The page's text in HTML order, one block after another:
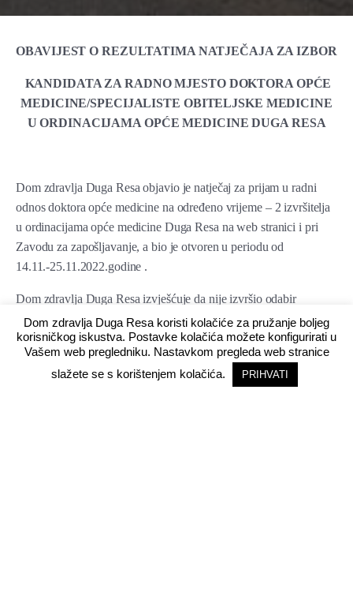
OBAVIJEST O REZULTATIMA NATJEČAJA ZA IZBOR
KANDIDATA ZA RADNO MJESTO DOKTORA OPĆE
MEDICINE/SPECIJALISTE OBITELJSKE MEDICINE
U ORDINACIJAMA OPĆE MEDICINE DUGA RESA
Dom zdravlja Duga Resa objavio je natječaj za prijam u radni
odnos doktora opće medicine na određeno vrijeme – 2 izvršitelja
u ordinacijama opće medicine Duga Resa na web stranici i pri
Zavodu za zapošljavanje, a bio je otvoren u periodu od
14.11.-25.11.2022.godine .
Dom zdravlja Duga Resa izvješćuje da nije izvršio odabir
kandidata za navedeni natječaj.
Zahvaljujemo svim prijavljenim kandidatima na iskazanom
interesu za rad u Domu zdravlja Duga Resa.
Dom zdravlja Duga Resa koristi kolačiće za pružanje boljeg
korisničkog iskustva. Postavke kolačića možete konfigurirati u
Vašem web pregledniku. Nastavkom pregleda web stranice
slažete se s korištenjem kolačića.
PRIHVATI